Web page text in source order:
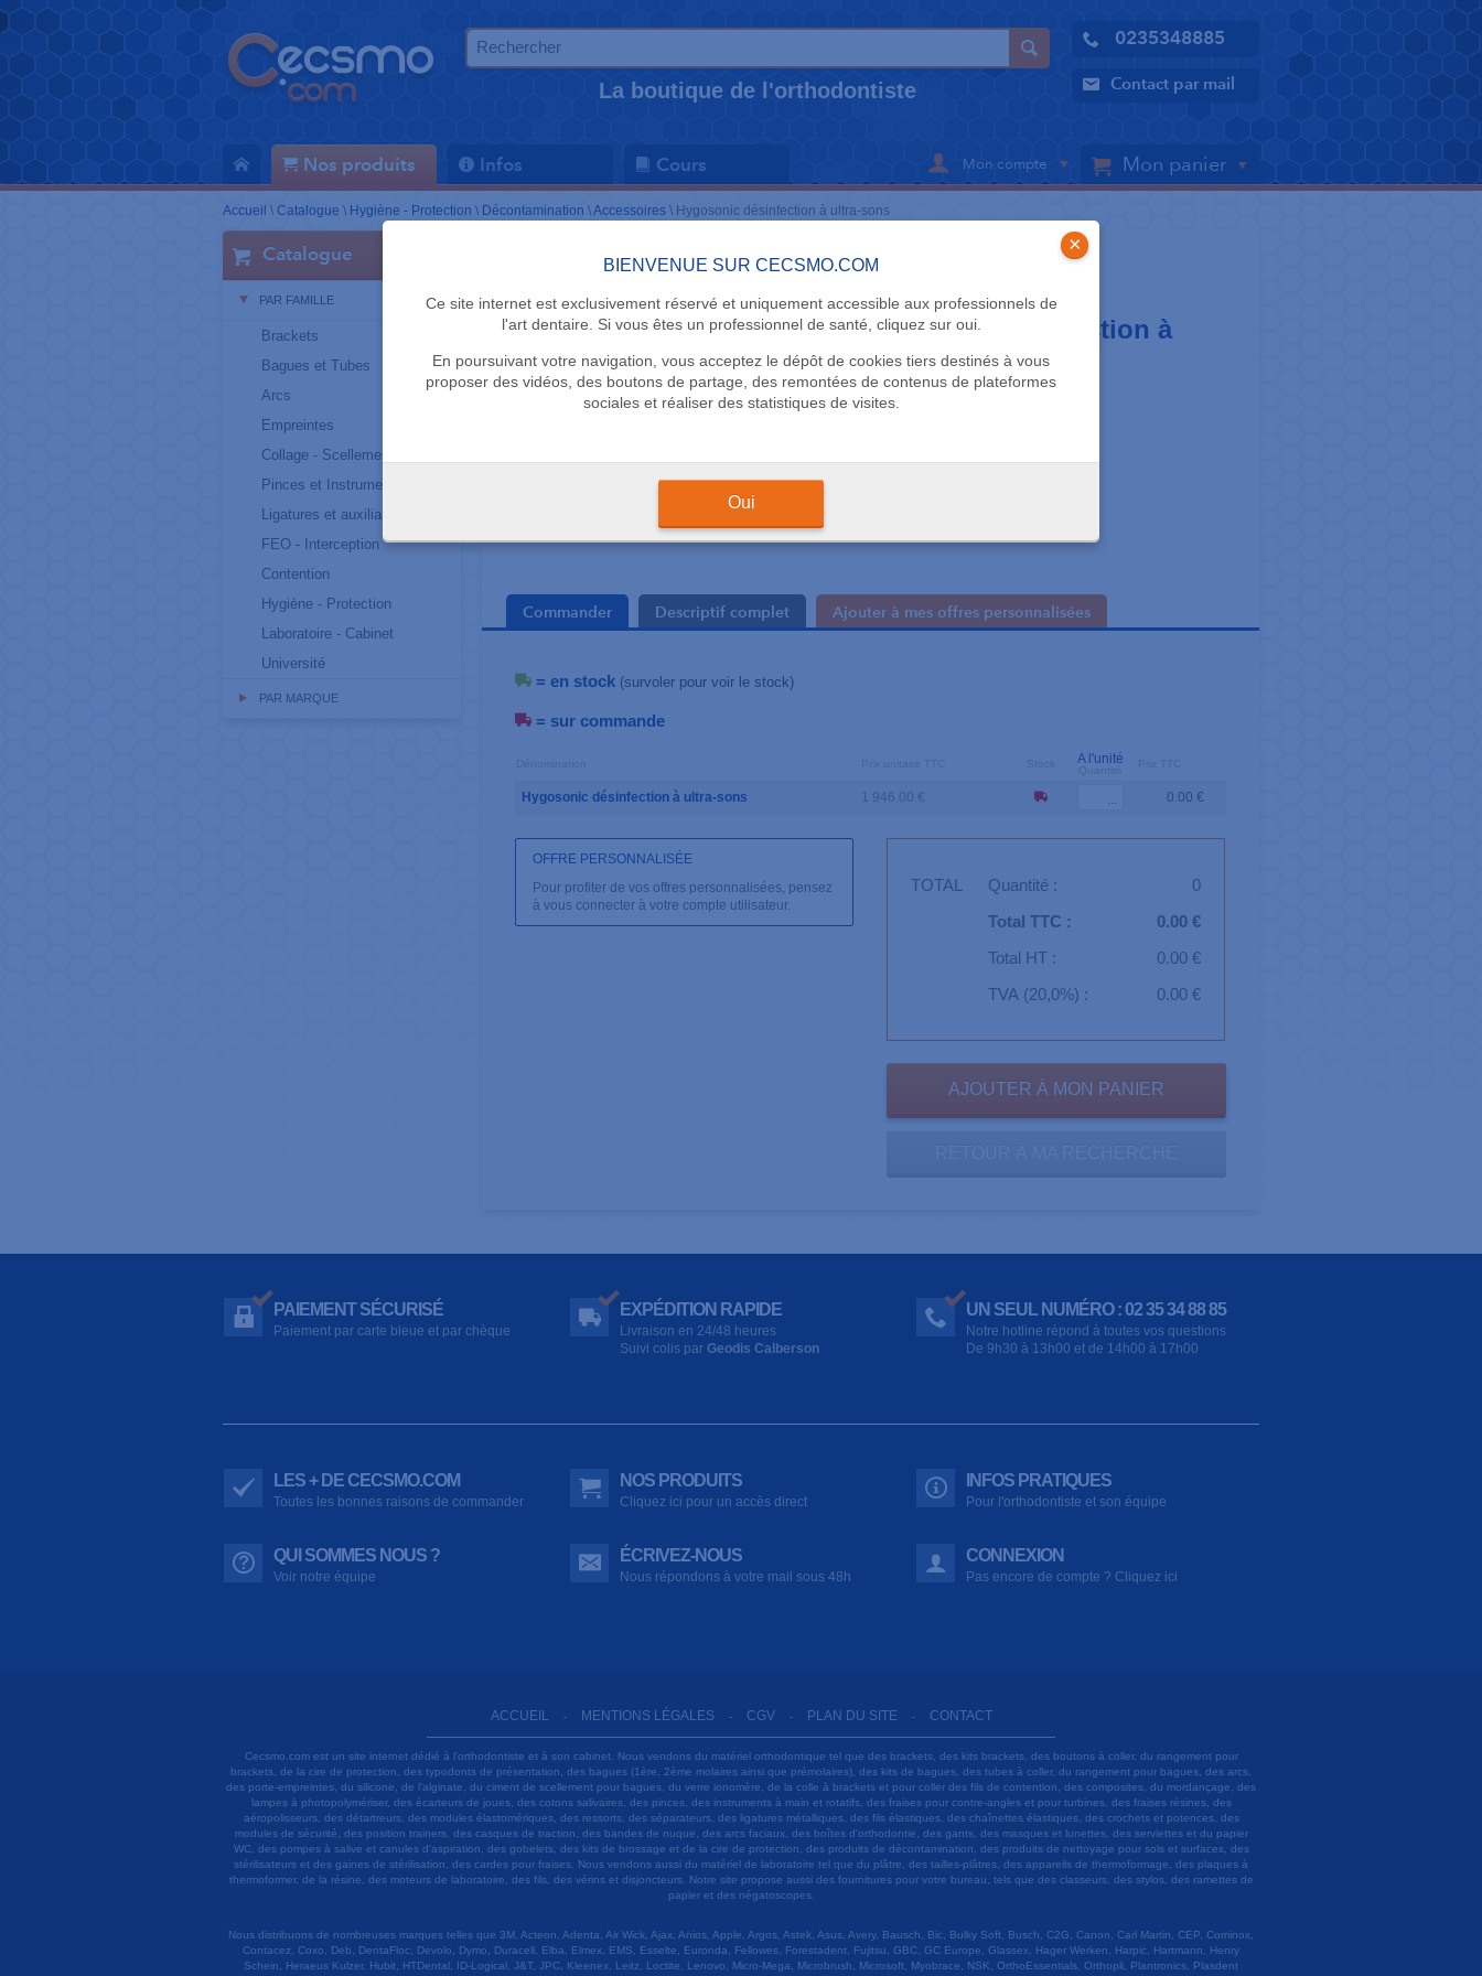
La boutique de l'orthodontiste
0235348885
Contact par mail
Nos produits Infos Cours Mon compte Mon panier
BIENVENUE SUR CECSMO.COM
Ce site internet est exclusivement réservé et uniquement accessible aux professionnels de
l'art dentaire. Si vous êtes un professionnel de santé, cliquez sur oui.
En poursuivant votre navigation, vous acceptez le dépôt de cookies tiers destinés à vous
proposer des vidéos, des boutons de partage, des remontées de contenus de plateformes
sociales et réaliser des statistiques de visites.
×
Oui
Accueil \ Catalogue \ Hygiène - Protection \ Décontamination \Accessoires \ Hygosonic désinfection à ultra-sons
Catalogue
PAR FAMILLE
Brackets
Bagues et Tubes
Arcs
Empreintes
Collage - Scellement
Pinces et Instruments
Ligatures et auxiliaires
FEO - Interception
Contention
Hygiène - Protection
Laboratoire - Cabinet
Université
PAR MARQUE
ACCESSOIRES
Hygosonic désinfection à
ultra-sons
Dürr Dental
Commander Descriptif complet Ajouter à mes offres personnalisées
= en stock (survoler pour voir le stock)
= sur commande
A l'unité
Hygosonic désinfection à ultra-sons 1 946.00 € 0.00 €
OFFRE PERSONNALISÉE
Pour profiter de vos offres personnalisées, pensez
à vous connecter à votre compte utilisateur.
TOTAL Quantité :
0
Total TTC :
0.00 €
Total HT :
0.00 €
TVA (20,0%) :
0.00 €
PAIEMENT SÉCURISÉ
Paiement par carte bleue et par chèque
EXPÉDITION RAPIDE
Livraison en 24/48 heures
Suivi colis par Geodis Calberson
UN SEUL NUMÉRO : 02 35 34 88 85
Notre hotline répond à toutes vos questions
De 9h30 à 13h00 et de 14h00 à 17h00
LES + DE CECSMO.COM
Toutes les bonnes raisons de commander
NOS PRODUITS
Cliquez ici pour un accès direct
INFOS PRATIQUES
Pour l'orthodontiste et son équipe
QUI SOMMES NOUS ?
Voir notre équipe
ÉCRIVEZ-NOUS
Nous répondons à votre mail sous 48h
CONNEXION
Pas encore de compte ? Cliquez ici
ACCUEIL - MENTIONS LÉGALES - CGV - PLAN DU SITE - CONTACT
Cecsmo.com est un site internet dédié à l'orthodontiste et à son cabinet. Nous vendons du matériel orthodontique tel que des brackets, des kits brackets, des boutons à coller, du rangement pour
brackets, de la cire de protection, des typodonts de présentation, des bagues (1ère, 2ème molaires ainsi que prémolaires), des kits de bagues, des tubes à coller, du rangement pour bagues, des arcs,
des porte-empreintes, du silicone, de l'alginate, du ciment de scellement pour bagues, du verre ionomère, de la colle à brackets et pour coller des fils de contention, des composites, du mordançage, des
lampes à photopolymériser, des écarteurs de joues, des cotons salivaires, des pinces, des instruments à main et rotatifs, des fraises pour contre-angles et pour turbines, des fraises résines, des
aéropolisseurs, des détartreurs, des modules élastomériques, des ressorts, des séparateurs, des ligatures métalliques, des fils élastiques, des chaînettes élastiques, des crochets et potences, des
modules de sécurité, des position trainers, des casques de traction, des bandes de nuque, des arcs faciaux, des boîtes d'orthodontie, des gants, des masques et lunettes, des serviettes et du papier
WC, des pompes à salive et canules d'aspiration, des gobelets, des kits de brossage et de la cire de protection, des produits de décontamination, des produits de nettoyage pour sols et surfaces, des
stérilisateurs et des gaines de stérilisation, des cardes pour fraises. Nous vendons aussi du matériel de laboratoire tel que du plâtre, des tailles-plâtres, des appareils de thermoformage, des plaques à
thermoformer, de la résine, des moteurs de laboratoire, des fils, des vérins et disjoncteurs. Notre site propose aussi des fournitures pour votre bureau, tels que des classeurs, des stylos, des ramettes de
papier et des négatoscopes.
Nous distribuons de nombreuses marques telles que 3M, Acteon, Adenta, Air Wick, Ajax, Anios, Apple, Argos, Astek, Asus, Avery, Bausch, Bic, Bulky Soft, Busch, C2G, Canon, Carl Martin, CEP, Cominox,
Contacez, Coxo, Deb, DentaFloc, Devolo, Dymo, Duracell, Elba, Elmex, EMS, Esselte, Euronda, Fellowes, Forestadent, Fujitsu, GBC, GC Europe, Glassex, Hager Werken, Harpic, Hartmann, Henry
Schein, Heraeus Kulzer, Hubit, HTDental, ID-Logical, J&T, JPC, Kleenex, Leitz, Loctite, Lenovo, Micro-Mega, Microbrush, Microsoft, Myobrace, NSK, OrthoEssentials, Orthopli, Plantronics, Plasdent